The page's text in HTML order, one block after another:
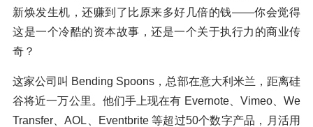
新焕发生机，还赚到了比原来多好几倍的钱——你会觉得
这是一个冷酷的资本故事，还是一个关于执行力的商业传
奇？
这家公司叫 Bending Spoons，总部在意大利米兰，距离硅
谷将近一万公里。他们手上现在有 Evernote、Vimeo、We
Transfer、AOL、Eventbrite 等超过50个数字产品，月活用